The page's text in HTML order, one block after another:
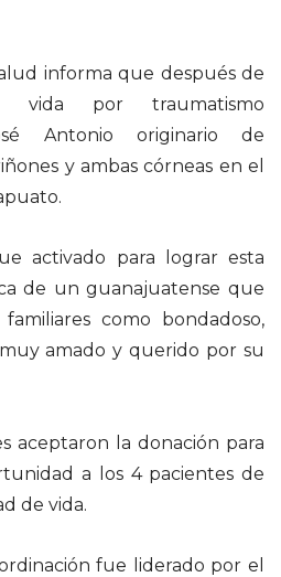
informa que después de
vida por traumatismo
Antonio originario de
y ambas córneas en el
activado para lograr esta
de un guanajuatense que
como bondadoso,
amado y querido por su
la donación para
a los 4 pacientes de
de vida.
fue liderado por el